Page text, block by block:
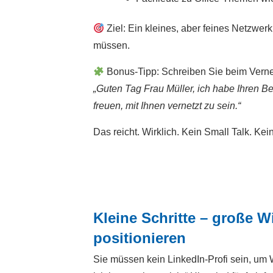
Ziel: Ein kleines, aber feines
müssen.
Bonus-Tipp: Schreiben Sie beim
„Guten Tag Frau Müller, ich habe Ihren
freuen, mit Ihnen vernetzt zu sein.“
Das reicht. Wirklich. Kein Small Talk.
Kleine Schritte – große
positionieren
Sie müssen kein LinkedIn-Profi sein, um